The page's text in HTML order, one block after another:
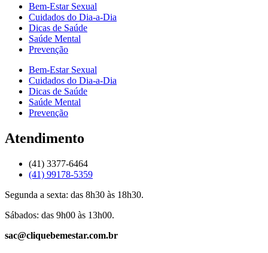
Bem-Estar Sexual
Cuidados do Dia-a-Dia
Dicas de Saúde
Saúde Mental
Prevenção
Bem-Estar Sexual
Cuidados do Dia-a-Dia
Dicas de Saúde
Saúde Mental
Prevenção
Atendimento
(41) 3377-6464
(41) 99178-5359
Segunda a sexta: das 8h30 às 18h30.
Sábados: das 9h00 às 13h00.
sac@cliquebemestar.com.br